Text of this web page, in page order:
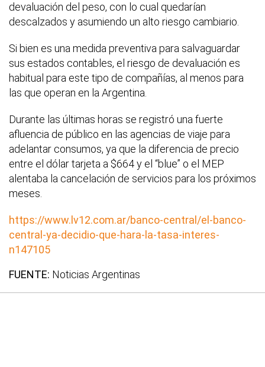
devaluación del peso, con lo cual quedarían
descalzados y asumiendo un alto riesgo cambiario.
Si bien es una medida preventiva para salvaguardar
sus estados contables, el riesgo de devaluación es
habitual para este tipo de compañías, al menos para
las que operan en la Argentina.
Durante las últimas horas se registró una fuerte
afluencia de público en las agencias de viaje para
adelantar consumos, ya que la diferencia de precio
entre el dólar tarjeta a $664 y el “blue” o el MEP
alentaba la cancelación de servicios para los próximos
meses.
https://www.lv12.com.ar/banco-central/el-banco-
central-ya-decidio-que-hara-la-tasa-interes-
n147105
FUENTE: Noticias Argentinas